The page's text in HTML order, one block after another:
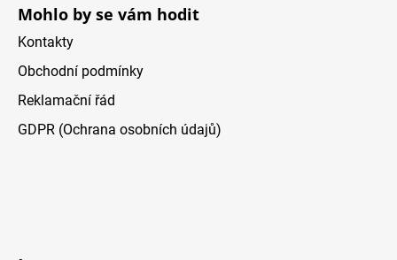
Mohlo by se vám hodit
Kontakty
Obchodní podmínky
Reklamační řád
GDPR (Ochrana osobních údajů)